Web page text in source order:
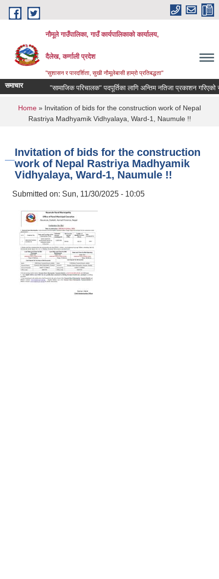
Skip to main content
नौमूले गाउँपालिका, गाउँ कार्यपालिकाको कार्यालय,
दैलेख, कर्णाली प्रदेश
"सुशासन र पारदर्शिता, सुखी नौमूलेबासी हाम्रो प्रतिबद्धता"
समाचार "सामाजिक परिचालक" पदपूर्तिका लागि अन्तिम नतिजा प्रकाशन गरिएको
You are here
Home » Invitation of bids for the construction work of Nepal
Rastriya Madhyamik Vidhyalaya, Ward-1, Naumule !!
Invitation of bids for the construction
work of Nepal Rastriya Madhyamik
Vidhyalaya, Ward-1, Naumule !!
Submitted on: Sun, 11/30/2025 - 10:05